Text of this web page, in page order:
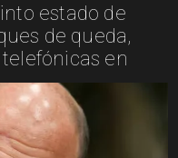
estado de
de queda,
en